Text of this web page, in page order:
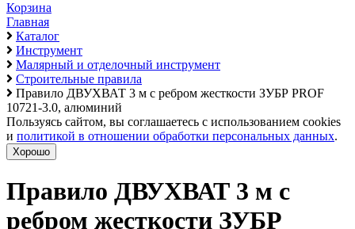
Корзина
Главная
Каталог
Инструмент
Малярный и отделочный инструмент
Строительные правила
Правило ДВУХВАТ 3 м с ребром жесткости ЗУБР PROF
10721-3.0, алюминий
Пользуясь сайтом, вы соглашаетесь с использованием cookies
и политикой в отношении обработки персональных данных.
Хорошо
Правило ДВУХВАТ 3 м с
ребром жесткости ЗУБР